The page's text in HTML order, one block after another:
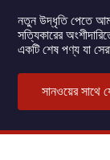
নতুন উদ্ধৃতি পেতে
সত্যিকারের
একটি শেষ পণ্য যা
সানওয়ের সাথে